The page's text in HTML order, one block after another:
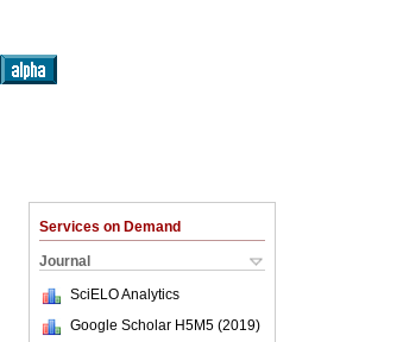
Services on Demand
Journal
SciELO Analytics
Google Scholar H5M5 (2019)